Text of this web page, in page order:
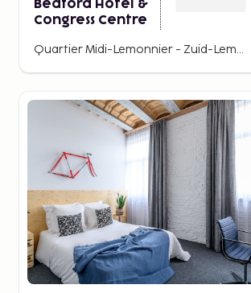
Chartreux ligger baren Le
av Belgiens 300 ölsorter…
På Brasserie Mokafe äter du
atmosfären. Galerie du Roi, 9
Chokladen… I Belgien gör
creme fraîche. Den mest
butiker över hela staden.
Loppmarknaden på Place du
men bästa utbudet är på
Mini-Europe. Om du reser med
är fylld med 350 modeller av
Bedford Hotel &
Congress Centre
Quartier Midi-Lemonnier - Zuid-Lemonnierwijk, Brussels, Belgium